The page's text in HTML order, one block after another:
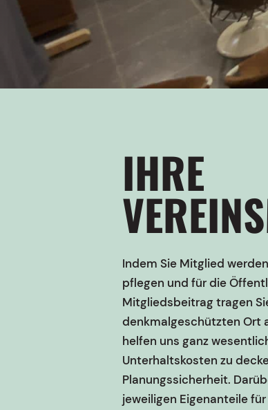
IHRE
Indem Sie Mitglied
pflegen und für die
Mitgliedsbeitrag tragen
denkmalgeschützten Ort
helfen uns ganz
Unterhaltskosten zu
Planungssicherheit.
jeweiligen Eigenanteile